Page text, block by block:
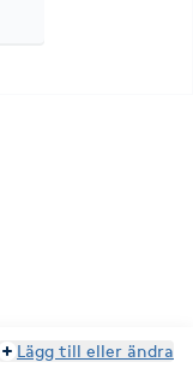
Lägg till eller ändra